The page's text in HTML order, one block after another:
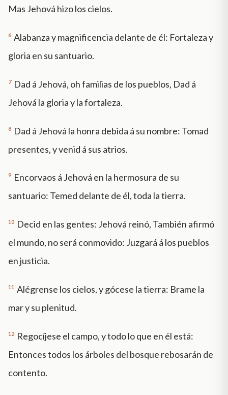
Mas Jehová hizo los cielos.
6 Alabanza y magnificencia delante de él: Fortaleza y
gloria en su santuario.
7 Dad á Jehová, oh familias de los pueblos, Dad á
Jehová la gloria y la fortaleza.
8 Dad á Jehová la honra debida á su nombre: Tomad
presentes, y venid á sus atrios.
9 Encorvaos á Jehová en la hermosura de su
santuario: Temed delante de él, toda la tierra.
10 Decid en las gentes: Jehová reinó, También afirmó
el mundo, no será conmovido: Juzgará á los pueblos
en justicia.
11 Alégrense los cielos, y gócese la tierra: Brame la
mar y su plenitud.
12 Regocíjese el campo, y todo lo que en él está:
Entonces todos los árboles del bosque rebosarán de
contento.